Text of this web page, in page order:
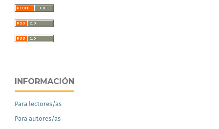
INFORMACIÓN
Para lectores/as
Para autores/as